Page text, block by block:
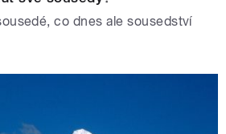
co dnes ale sousedství